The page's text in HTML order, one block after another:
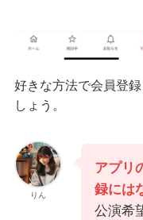
好きな方法で会員登録
しょう。
りん
アプリ
録には
公演希